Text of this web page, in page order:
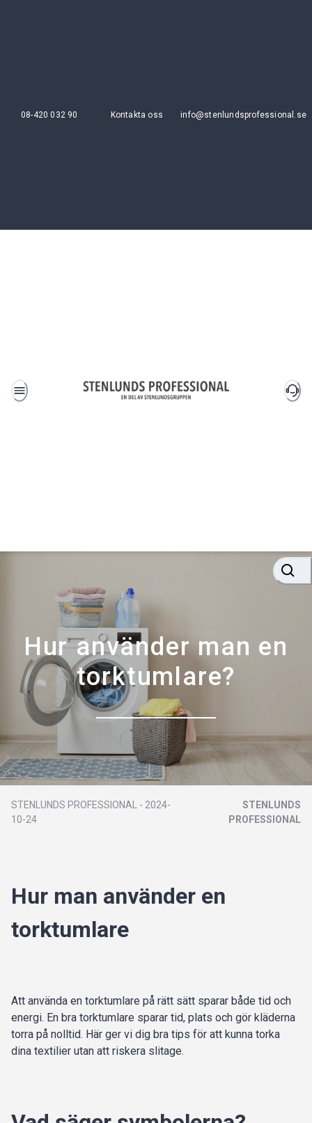
08-420 032 90 Kontakta oss info@stenlundsprofessional.se
Hur använder man en
torktumlare?
STENLUNDS PROFESSIONAL - 2024-
10-24
STENLUNDS
PROFESSIONAL
Hur man använder en
torktumlare
Att använda en torktumlare på rätt sätt sparar både tid och
energi. En bra torktumlare sparar tid, plats och gör kläderna
torra på nolltid. Här ger vi dig bra tips för att kunna torka
dina textilier utan att riskera slitage.